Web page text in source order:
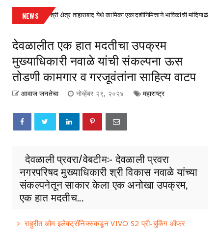
NEWSश्री क्षेत्र ताहाराबाद येथे कामिका एकादशीनिमित्ताने भाविकांची मांदियाळी
देवळालीत एक हात मदतीचा उपक्रम
मुख्याधिकारी नवाळे यांची संकल्पना ऊस
तोडणी कामगार व गरजूवंतांना साहित्य वाटप
आवाज जनतेचा नोव्हेंबर २९, २०२४ महाराष्ट्र
देवळाली प्रवरा/वेबटीम:- देवळाली प्रवरा
नगरपरिषद मुख्याधिकारी श्री विकास नवाळे यांच्या
संकल्पनेतून साकार केला एक अनोखा उपक्रम,
एक हात मदतीच...
राहुरीत ओम इलेक्ट्रॉनिक्सकडून VIVO S2 प्री-बुकिंग ऑफर